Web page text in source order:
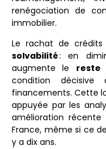
renégociation de
immobilier.
Lerachatdecrédits
solvabilité:en
augmentele reste
condition décisive
financements. Cette
appuyée parles
amélioration récente
France, mêmesi ce
y a dix ans.